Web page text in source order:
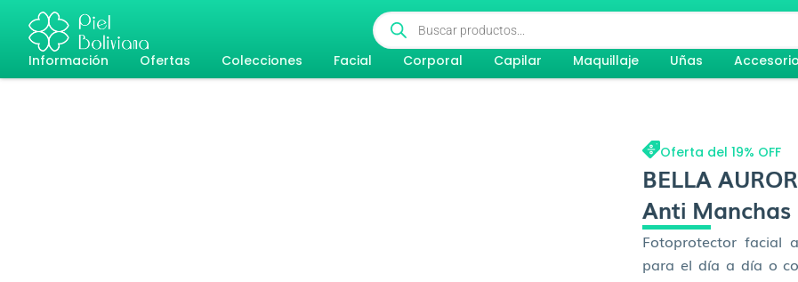
contenido
Búsqueda
de
productos
Información
Ofertas Colecciones Facial Corporal Capilar Maquillaje Uñas
Oferta del 19% OFF
BELLA
Anti Manchas
Fotoprotector facial
para el día a día o